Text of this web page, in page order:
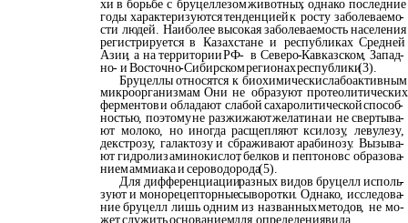
хи в борьбе с бруцеллезомживотных, однако последние
годы характеризуютсятенденциейк росту заболеваемо-
сти людей. Наиболее высокая заболеваемость населения
регистрируется в Казахстане и республиках Средней
Азии, а на территорииРФ- в Северо-Кавказском, Запад-
но- и Восточно-Сибирскомрегионахреспублики(3).
Бруцеллы относятся к биохимическислабоактивным
микроорганизмам
. Они не образуют протеолитических
ферментови обладают слабой сахаролитическойспособ-
ностью, поэтомуне разжижаютжелатинаи не свертыва-
ют молоко, но иногда расщепляют ксилозу, левулезу,
декстрозу, галактозу и сбраживают арабинозу. Вызыва-
ют гидролизаминокислот
, белков и пептоновс образова-
ниемаммиакаи сероводорода(5).
Для дифференциацииразных видов бруцелл исполь-
зуют и монорецепторныесыворотки. Однако, исследова-
ние бруцелл лишь одним из названныхметодов, не мо-
жетслужитьоснованиемдля определениявида.